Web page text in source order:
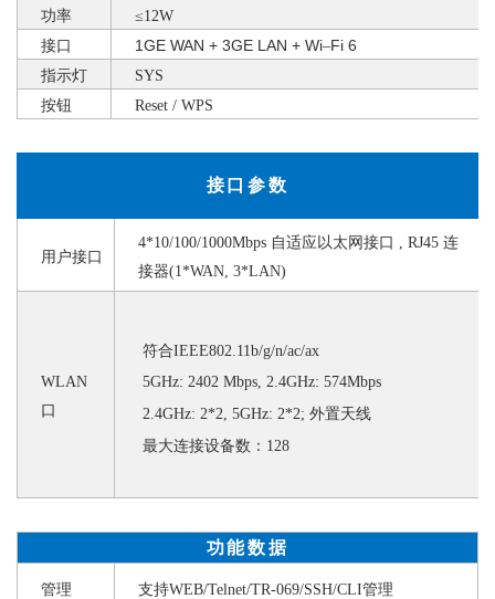
功率
≤12W
接口
1GE WAN + 3GE LAN + Wi–Fi 6
指示灯
SYS
按钮
Reset / WPS
接口参数
用户接口
4*10/100/1000Mbps 自适应以太网接口 , RJ45 连
接器(1*WAN, 3*LAN)
WLAN
口
符合IEEE802.11b/g/n/ac/ax
5GHz: 2402 Mbps, 2.4GHz: 574Mbps
2.4GHz: 2*2, 5GHz: 2*2; 外置天线
最大连接设备数： 128
功能数据
管理 支持WEB/Telnet/TR-069/SSH/CLI管理